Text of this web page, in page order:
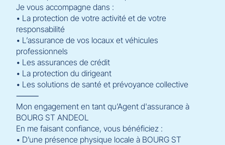
Je vous accompagne dans :
• La protection de votre activité et de votre
responsabilité
• L’assurance de vos locaux et véhicules
professionnels
• Les assurances de crédit
• La protection du dirigeant
• Les solutions de santé et prévoyance collective
⸻
Mon engagement en tant qu’Agent d'assurance à
BOURG ST ANDEOL
En me faisant confiance, vous bénéficiez :
• D’une présence physique locale à BOURG ST